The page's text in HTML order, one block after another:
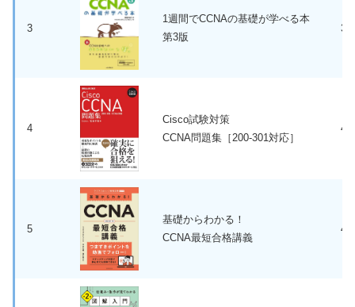
3
1週間でCCNAの基礎が学べる本
第3版
4
Cisco試験対策
CCNA問題集［200-301対応］
5
基礎からわかる！
CCNA最短合格講義